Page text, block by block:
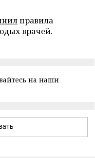
правила
врачей.
на наши